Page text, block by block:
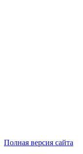
Полная версия сайта